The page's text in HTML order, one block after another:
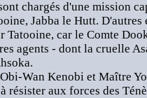
chargés d'une mission
Jabba le Hutt. D'autres
Tatooine, car le Comte
agents - dont la cruelle
Wan Kenobi et Maître
résister aux forces des